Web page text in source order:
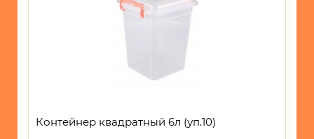
Контейнер квадратный 6л (уп.10)